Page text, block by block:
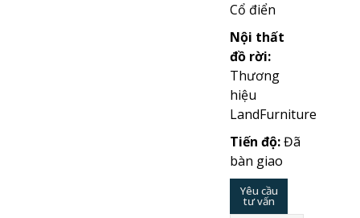
Cổ điển
Nội thất
đồ rời:
Thương
hiệu
LandFurniture
Tiến độ:Đã
bàn giao
Yêu cầu
tư vấn